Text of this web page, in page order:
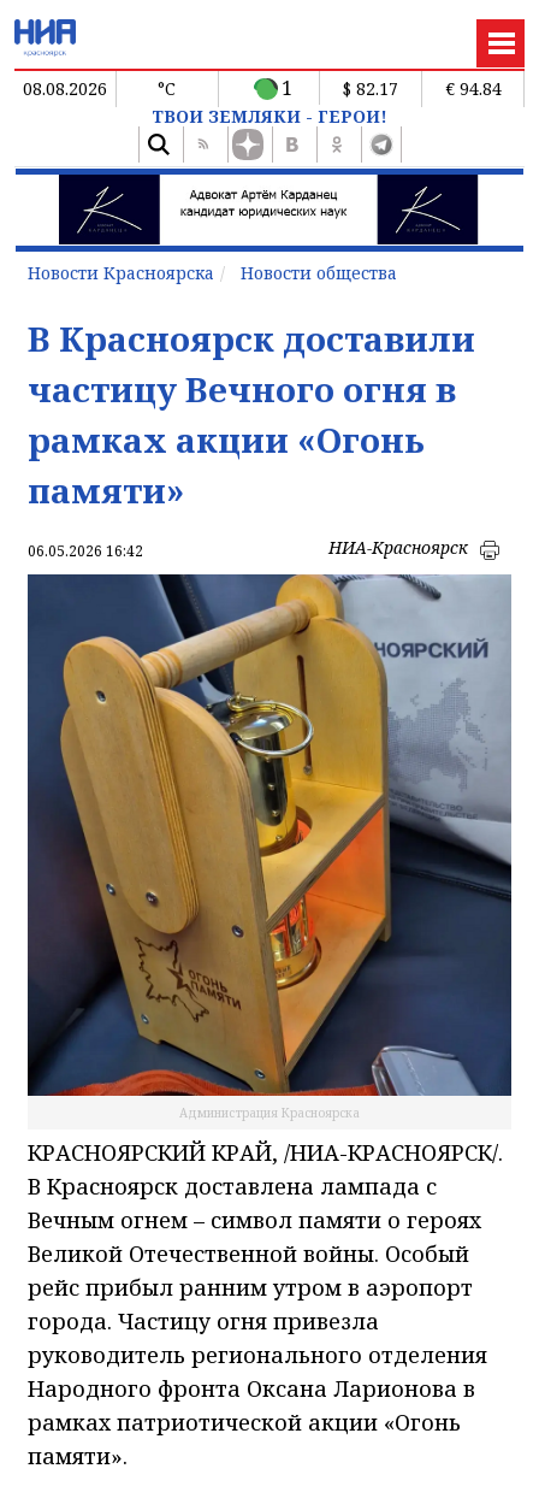
08.08.2026 °C 1 $ 82.17
€ 94.84
ТВОИ ЗЕМЛЯКИ - ГЕРОИ!
Новости Красноярска Новости общества
В Красноярск доставили
частицу Вечного огня в
рамках акции «Огонь
памяти»
06.05.2026 16:42 НИА-Красноярск
Администрация Красноярска
КРАСНОЯРСКИЙ КРАЙ, /НИА-КРАСНОЯРСК/.
В Красноярск доставлена лампада с
Вечным огнем – символ памяти о героях
Великой Отечественной войны. Особый
рейс прибыл ранним утром в аэропорт
города. Частицу огня привезла
руководитель регионального отделения
Народного фронта Оксана Ларионова в
рамках патриотической акции «Огонь
памяти».